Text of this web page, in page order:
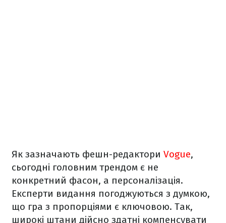
Як зазначають фешн-редактори Vogue,
сьогодні головним трендом є не
конкретний фасон, а персоналізація.
Експерти видання погоджуються з думкою,
що гра з пропорціями є ключовою. Так,
широкі штани дійсно здатні компенсувати